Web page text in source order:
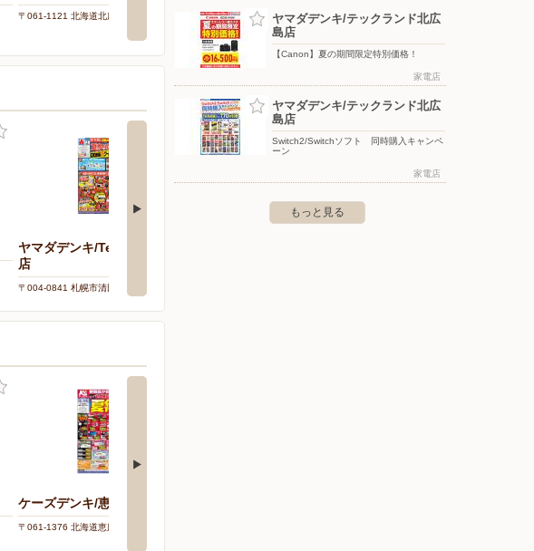
〒061-1121 北海道北広島市中央５丁目６番地５
ア）
〒000-0000
ヤマダデンキ/Tecc LIFE SELECT 清田
店
〒004-0841 札幌市清田区清田一条1-1-1
ケーズデンキ/恵庭店
〒061-1376 北海道恵庭市恵み野里美2-16-22
ヤマダデンキ/テックランド北広
島店
【Canon】夏の期間限定特別価格！
家電店
ヤマダデンキ/テックランド北広
島店
Switch2/Switchソフト 同時購入キャンペ
ーン
家電店
もっと見る